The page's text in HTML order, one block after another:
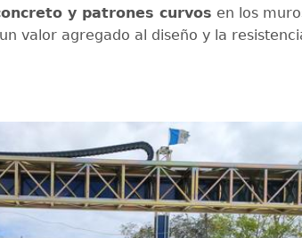
y patrones curvos en los
valor agregado al diseño y la